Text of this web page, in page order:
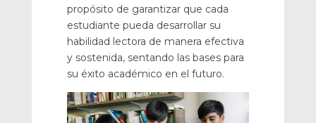
propósito de garantizar que cada
estudiante pueda desarrollar su
habilidad lectora de manera efectiva
y sostenida, sentando las bases para
su éxito académico en el futuro.